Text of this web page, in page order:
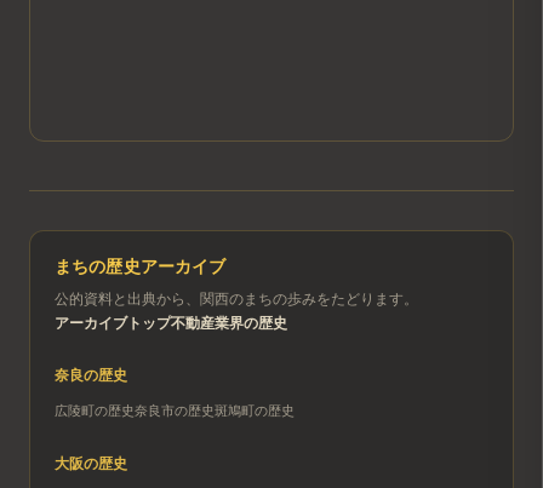
まちの歴史アーカイブ
公的資料と出典から、関西のまちの歩みをたどります。
アーカイブトップ不動産業界の歴史
奈良の歴史
広陵町の歴史奈良市の歴史斑鳩町の歴史
大阪の歴史